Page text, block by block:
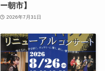
ー朝市】
2026年7月31日